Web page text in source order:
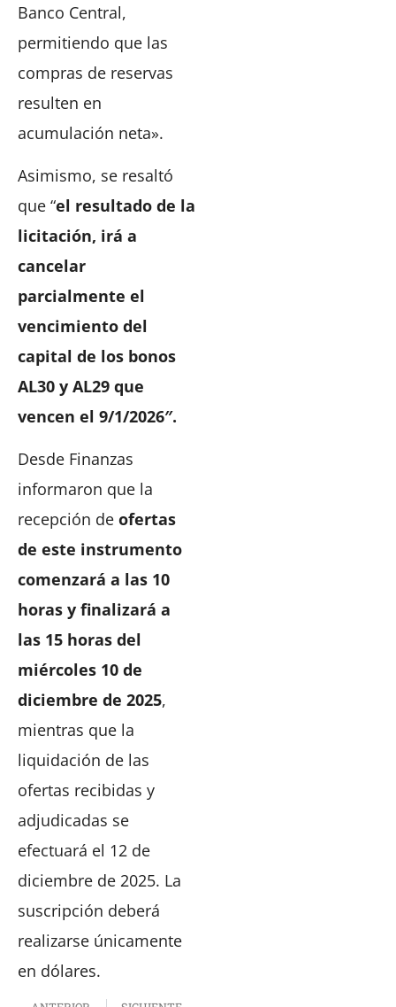
Banco Central,
permitiendo que las
compras de reservas
resulten en
acumulación neta».
Asimismo, se resaltó
que “el resultado de la
licitación, irá a
cancelar
parcialmente el
vencimiento del
capital de los bonos
AL30 y AL29 que
vencen el 9/1/2026″.
Desde Finanzas
informaron que la
recepción de ofertas
de este instrumento
comenzará a las 10
horas y finalizará a
las 15 horas del
miércoles 10 de
diciembre de 2025,
mientras que la
liquidación de las
ofertas recibidas y
adjudicadas se
efectuará el 12 de
diciembre de 2025. La
suscripción deberá
realizarse únicamente
en dólares.